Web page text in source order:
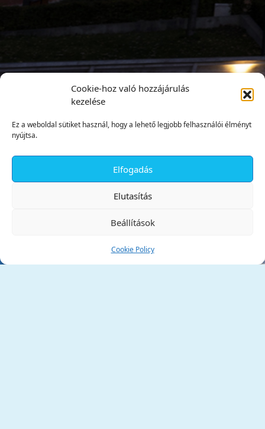
Cookie-hoz való hozzájárulás
kezelése
Ez a weboldal sütiket használ, hogy a lehető legjobb felhasználói élményt
nyújtsa.
Elfogadás
Elutasítás
Beállítások
Cookie Policy
Tata Város Önkormányzata
✕